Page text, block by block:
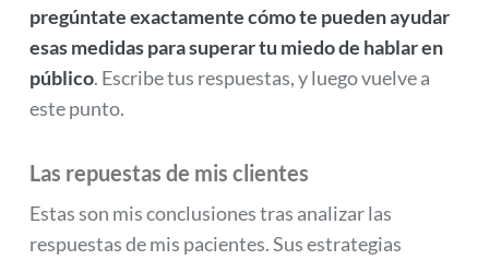
pregúntate exactamente cómo te pueden ayudar
esas medidas para superar tu miedo de hablar en
público. Escribe tus respuestas, y luego vuelve a
este punto.
Las repuestas de mis clientes
Estas son mis conclusiones tras analizar las
respuestas de mis pacientes. Sus estrategias